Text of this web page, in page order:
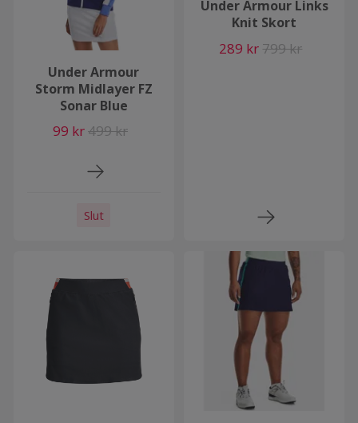
Under Armour
Storm Midlayer FZ
Sonar Blue
99 kr499 kr
Slut
Under Armour Links
Knit Skort
289 kr 799 kr